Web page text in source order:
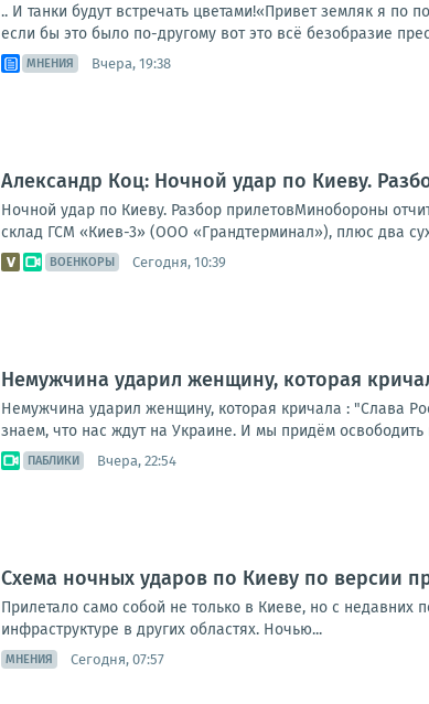
.. И танки будут встречать цветами!«Привет земляк я по
если бы это было по-другому вот это всё безобразие
МНЕНИЯ Вчера, 19:38
Александр Коц: Ночной удар по Киеву.
Ночной удар по Киеву. Разбор прилетовМинобороны
склад ГСМ «Киев-3» (ООО «Грандтерминал»), плюс два
ВОЕНКОРЫ Сегодня, 10:39
Немужчина ударил женщину, которая
Немужчина ударил женщину, которая кричала : "Слава
знаем, что нас ждут на Украине. И мы придём освободить
ПАБЛИКИ Вчера, 22:54
Схема ночных ударов по Киеву по версии
Прилетало само собой не только в Киеве, но с недавних
инфраструктуре в других областях. Ночью...
МНЕНИЯ Сегодня, 07:57